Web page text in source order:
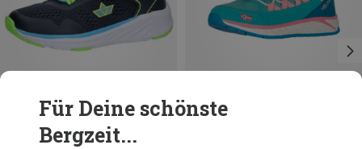
Du sparst 41%
Für Deine schönste
Bergzeit...